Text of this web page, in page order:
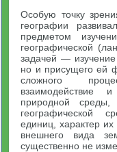
Особую точку
географии
предметом
географической
задачей — изучение
но и присущего ей
сложного
взаимодействие
природной среды,
географической
единиц, характер их
внешнего вида
существенно не